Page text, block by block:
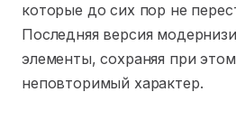
которые до сих пор не
Последняя версия
элементы, сохраняя при
неповторимый характер.